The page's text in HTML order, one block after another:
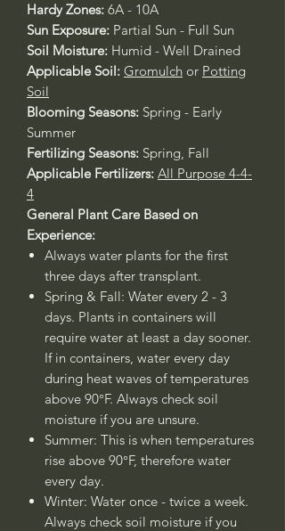
Hardy Zones: 6A - 10A
Sun Exposure: Partial Sun - Full Sun
Soil Moisture: Humid - Well Drained
Applicable Soil: Gromulch or Potting
Soil
Blooming Seasons: Spring - Early
Summer
Fertilizing Seasons: Spring, Fall
Applicable Fertilizers: All Purpose 4-4-
4
General Plant Care Based on
Experience:
Always water plants for the first
three days after transplant.
Spring & Fall: Water every 2 - 3
days. Plants in containers will
require water at least a day sooner.
If in containers, water every day
during heat waves of temperatures
above 90°F. Always check soil
moisture if you are unsure.
Summer: This is when temperatures
rise above 90°F, therefore water
every day.
Winter: Water once - twice a week.
Always check soil moisture if you